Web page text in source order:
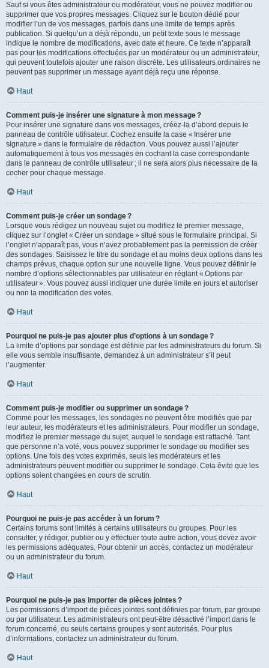
Sauf si vous êtes administrateur ou modérateur, vous ne pouvez modifier ou
supprimer que vos propres messages. Cliquez sur le bouton dédié pour
modifier l’un de vos messages, parfois dans une limite de temps après
publication. Si quelqu’un a déjà répondu, un petit texte sous le message
indique le nombre de modifications, avec date et heure. Ce texte n’apparaît
pas pour les modifications effectuées par un modérateur ou un administrateur,
qui peuvent toutefois ajouter une raison discrète. Les utilisateurs ordinaires ne
peuvent pas supprimer un message ayant déjà reçu une réponse.
Haut
Comment puis-je insérer une signature à mon message ?
Pour insérer une signature dans vos messages, créez-la d’abord depuis le
panneau de contrôle utilisateur. Cochez ensuite la case « Insérer une
signature » dans le formulaire de rédaction. Vous pouvez aussi l’ajouter
automatiquement à tous vos messages en cochant la case correspondante
dans le panneau de contrôle utilisateur ; il ne sera alors plus nécessaire de la
cocher pour chaque message.
Haut
Comment puis-je créer un sondage ?
Lorsque vous rédigez un nouveau sujet ou modifiez le premier message,
cliquez sur l’onglet « Créer un sondage » situé sous le formulaire principal. Si
l’onglet n’apparaît pas, vous n’avez probablement pas la permission de créer
des sondages. Saisissez le titre du sondage et au moins deux options dans les
champs prévus, chaque option sur une nouvelle ligne. Vous pouvez définir le
nombre d’options sélectionnables par utilisateur en réglant « Options par
utilisateur ». Vous pouvez aussi indiquer une durée limite en jours et autoriser
ou non la modification des votes.
Haut
Pourquoi ne puis-je pas ajouter plus d’options à un sondage ?
La limite d’options par sondage est définie par les administrateurs du forum. Si
elle vous semble insuffisante, demandez à un administrateur s’il peut
l’augmenter.
Haut
Comment puis-je modifier ou supprimer un sondage ?
Comme pour les messages, les sondages ne peuvent être modifiés que par
leur auteur, les modérateurs et les administrateurs. Pour modifier un sondage,
modifiez le premier message du sujet, auquel le sondage est rattaché. Tant
que personne n’a voté, vous pouvez supprimer le sondage ou modifier ses
options. Une fois des votes exprimés, seuls les modérateurs et les
administrateurs peuvent modifier ou supprimer le sondage. Cela évite que les
options soient changées en cours de scrutin.
Haut
Pourquoi ne puis-je pas accéder à un forum ?
Certains forums sont limités à certains utilisateurs ou groupes. Pour les
consulter, y rédiger, publier ou y effectuer toute autre action, vous devez avoir
les permissions adéquates. Pour obtenir un accès, contactez un modérateur
ou un administrateur du forum.
Haut
Pourquoi ne puis-je pas importer de pièces jointes ?
Les permissions d’import de pièces jointes sont définies par forum, par groupe
ou par utilisateur. Les administrateurs ont peut-être désactivé l’import dans le
forum concerné, ou seuls certains groupes y sont autorisés. Pour plus
d’informations, contactez un administrateur du forum.
Haut